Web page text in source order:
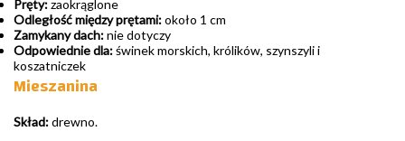
Pręty:zaokrąglone
Odległość między prętami:około 1 cm
Zamykany dach:nie dotyczy
Odpowiednie dla:świnek morskich, królików, szynszyli i
koszatniczek
Mieszanina
Skład:drewno.